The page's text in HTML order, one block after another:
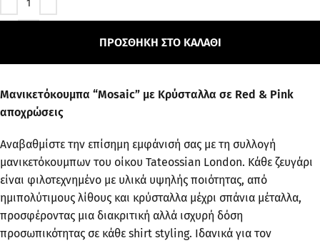
ΠΡΟΣΘΉΚΗ ΣΤΟ ΚΑΛΆΘΙ
Μανικετόκουμπα “Mosaic” με Κρύσταλλα σε Red & Pink
αποχρώσεις
Αναβαθμίστε την επίσημη εμφάνισή σας με τη συλλογή
μανικετόκουμπων του οίκου Tateossian London. Κάθε ζευγάρι
είναι φιλοτεχνημένο με υλικά υψηλής ποιότητας, από
ημιπολύτιμους λίθους και κρύσταλλα μέχρι σπάνια μέταλλα,
προσφέροντας μια διακριτική αλλά ισχυρή δόση
προσωπικότητας σε κάθε shirt styling. Ιδανικά για τον